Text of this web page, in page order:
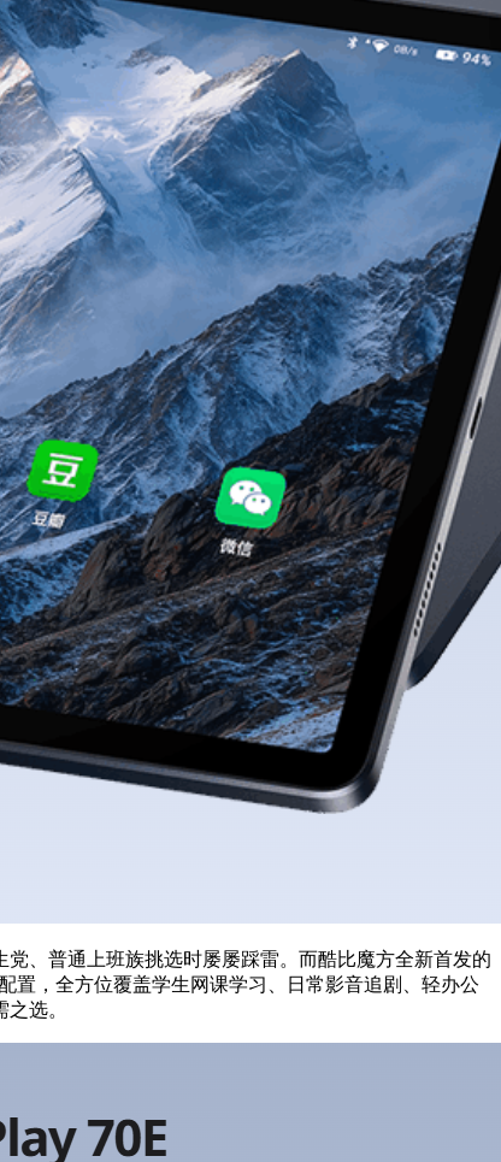
、普通上班族挑选时屡屡踩雷。而酷比魔方全新首发的
置，全方位覆盖学生网课学习、日常影音追剧、轻办公
选。